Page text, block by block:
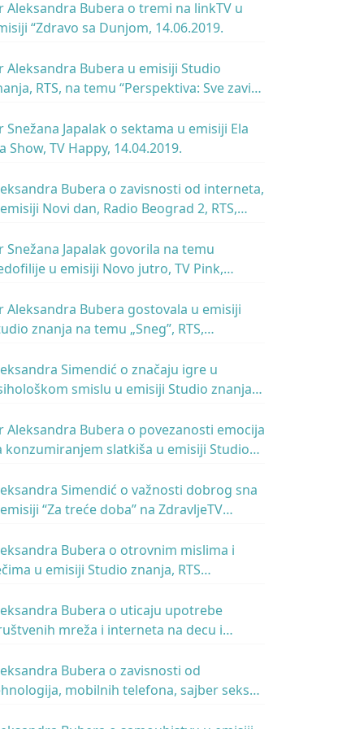
Aleksandra Bubera o tremi na linkTV u
“Zdravo sa Dunjom, 14.06.2019.
Aleksandra Bubera u emisiji Studio
RTS, na temu “Perspektiva: Sve zavisi
Snežana Japalak o sektama u emisiji Ela
Show, TV Happy, 14.04.2019.
Bubera o zavisnosti od interneta,
Novi dan, Radio Beograd 2, RTS,
Snežana Japalak govorila na temu
u emisiji Novo jutro, TV Pink,
Aleksandra Bubera gostovala u emisiji
znanja na temu „Sneg”, RTS,
Simendić o značaju igre u
smislu u emisiji Studio znanja,
Aleksandra Bubera o povezanosti emocija
konzumiranjem slatkiša u emisiji Studio
Simendić o važnosti dobrog sna
“Za treće doba” na ZdravljeTV
Bubera o otrovnim mislima i
u emisiji Studio znanja, RTS
Bubera o uticaju upotrebe
mreža i interneta na decu i
3.9.2018.Bubera o zavisnosti od
mobilnih telefona, sajber seksa i